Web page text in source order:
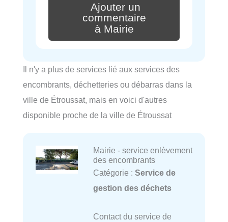
Ajouter un
commentaire
à Mairie
Il n'y a plus de services lié aux services des
encombrants, déchetteries ou débarras dans la
ville de Étroussat, mais en voici d'autres
disponible proche de la ville de Étroussat
Mairie - service enlèvement
des encombrants
Catégorie : Service de
gestion des déchets
Contact du service de